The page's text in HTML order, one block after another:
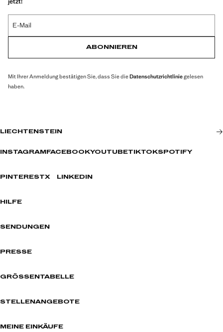
E-Mail
ABONNIEREN
Mit Ihrer Anmeldung bestätigen Sie, dass Sie dieDatenschutzrichtliniegelesen
haben.
LIECHTENSTEIN
INSTAGRAM FACEBOOKYOUTUBETIKTOKSPOTIFY
PINTERESTX LINKEDIN
HILFE
SENDUNGEN
PRESSE
GRÖSSENTABELLE
STELLENANGEBOTE
MEINE EINKÄUFE